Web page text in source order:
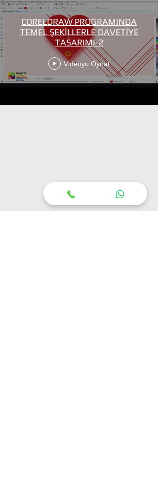
CORELDRAW PROGRAMINDA
TEMEL ŞEKİLLERLE DAVETİYE
TASARIMI-2
Videoyu Oynat